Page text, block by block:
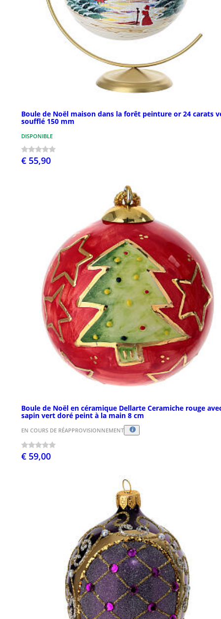
Boule de Noël maison dans la forêt peinture or 24 carats
soufflé 150 mm
DISPONIBLE
€ 55,90
Boule de Noël en céramique Dellarte Ceramiche rouge
sapin vert doré peint à la main 8 cm
EN COURS DE RÉAPPROVISIONNEMENT
€ 59,00